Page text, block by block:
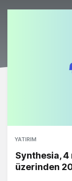
YATIRIM
Synthesia,
üzerinden